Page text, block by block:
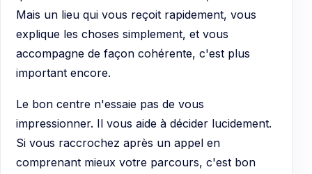
Mais un lieu qui vous reçoit rapidement, vous
explique les choses simplement, et vous
accompagne de façon cohérente, c'est plus
important encore.
Le bon centre n'essaie pas de vous
impressionner. Il vous aide à décider lucidement.
Si vous raccrochez après un appel en
comprenant mieux votre parcours, c'est bon